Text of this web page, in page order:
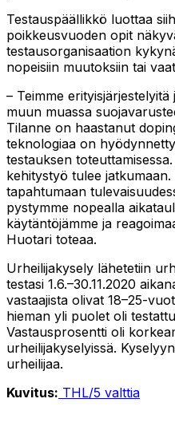
Testauspäällikkö luottaa
poikkeusvuoden opit
testausorganisaation
nopeisiin muutoksiin tai
– Teimme
muun muassa
Tilanne on haastanut
teknologiaa on
testauksen
kehitystyö tulee
tapahtumaan
pystymme nopealla
käytäntöjämme ja
Huotari toteaa.
Urheilijakysely lähetetiin
testasi 1.6.–30.11.2020
vastaajista olivat 18–25-
hieman yli puolet oli
Vastausprosentti oli
urheilijakyselyissä.
urheilijaa.
Kuvitus: THL/5 valttia